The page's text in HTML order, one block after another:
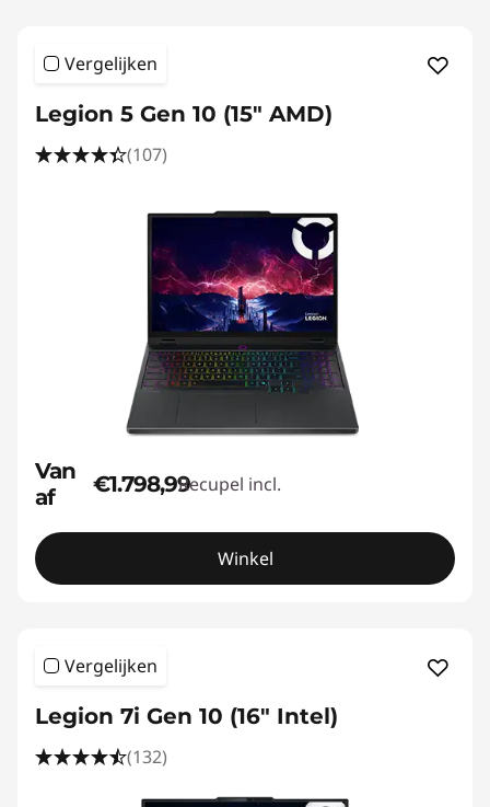
Vergelijken
Legion 5 Gen 10 (15" AMD)
(107)
Van
af
€1.798,99Recupel incl.
Winkel
Vergelijken
Legion 7i Gen 10 (16" Intel)
(132)